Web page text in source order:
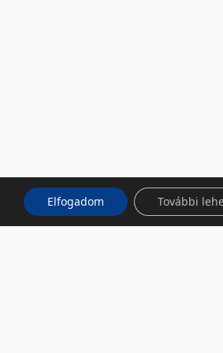
Elfogadom További